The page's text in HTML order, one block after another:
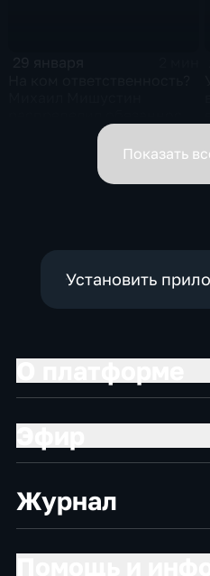
вице-премьеров
Показать
Установить
Журнал